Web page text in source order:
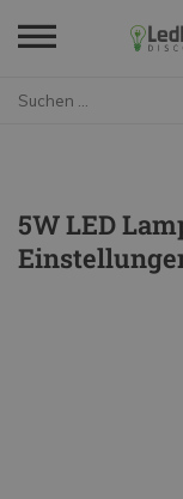
5W LED